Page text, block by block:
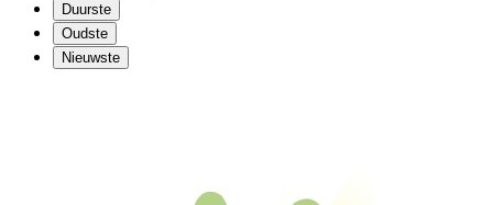
Duurste
Oudste
Nieuwste